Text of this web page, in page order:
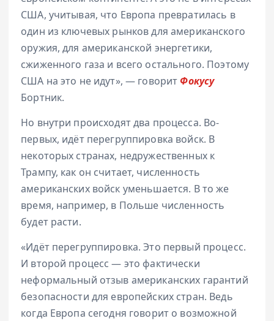
США, учитывая, что Европа превратилась в
один из ключевых рынков для американского
оружия, для американской энергетики,
сжиженного газа и всего остального. Поэтому
США на это не идут», — говорит Фокусу
Бортник.
Но внутри происходят два процесса. Во-
первых, идёт перегруппировка войск. В
некоторых странах, недружественных к
Трампу, как он считает, численность
американских войск уменьшается. В то же
время, например, в Польше численность
будет расти.
«Идёт перегруппировка. Это первый процесс.
И второй процесс — это фактически
неформальный отзыв американских гарантий
безопасности для европейских стран. Ведь
когда Европа сегодня говорит о возможной